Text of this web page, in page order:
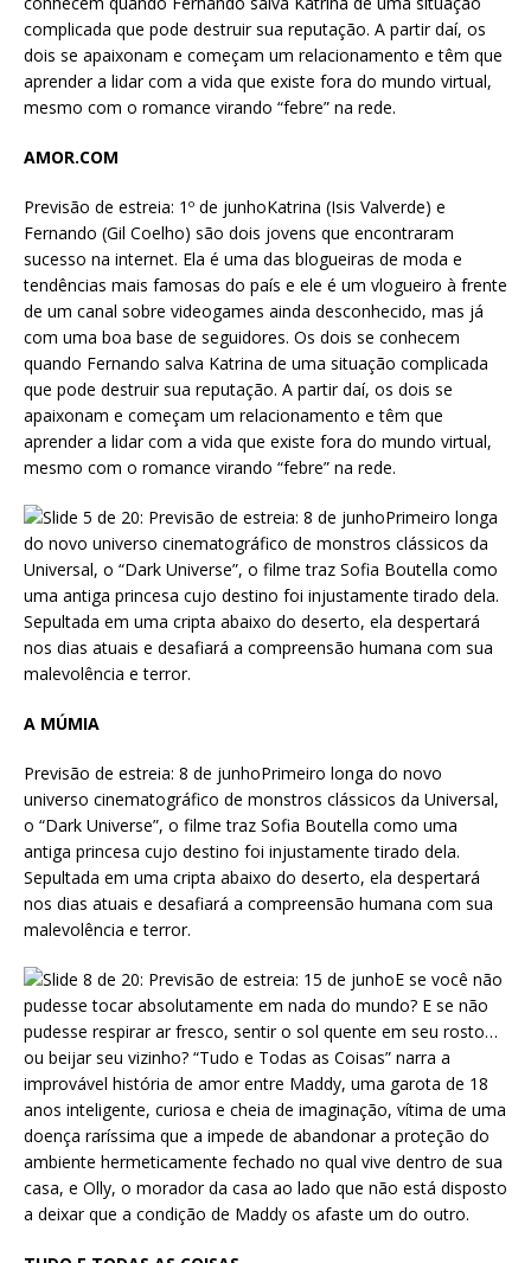
AMOR.COM
Previsão de estreia: 1º de junhoKatrina (Isis Valverde) e
Fernando (Gil Coelho) são dois jovens que encontraram
sucesso na internet. Ela é uma das blogueiras de moda e
tendências mais famosas do país e ele é um vlogueiro à frente
de um canal sobre videogames ainda desconhecido, mas já
com uma boa base de seguidores. Os dois se conhecem
quando Fernando salva Katrina de uma situação complicada
que pode destruir sua reputação. A partir daí, os dois se
apaixonam e começam um relacionamento e têm que
aprender a lidar com a vida que existe fora do mundo virtual,
mesmo com o romance virando “febre” na rede.
A MÚMIA
Previsão de estreia: 8 de junhoPrimeiro longa do novo
universo cinematográfico de monstros clássicos da Universal,
o “Dark Universe”, o filme traz Sofia Boutella como uma
antiga princesa cujo destino foi injustamente tirado dela.
Sepultada em uma cripta abaixo do deserto, ela despertará
nos dias atuais e desafiará a compreensão humana com sua
malevolência e terror.